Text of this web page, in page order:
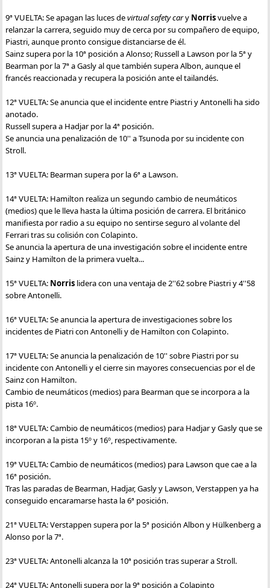
9ª VUELTA: Se apagan las luces devirtual safety cary Norrisvuelve a
relanzar la carrera, seguido muy de cerca por su compañero de equipo,
Piastri, aunque pronto consigue distanciarse de él.
Sainz supera por la 10ª posición a Alonso; Russell a Lawson por la 5ª y
Bearman por la 7ª a Gasly al que también supera Albon, aunque el
francés reaccionada y recupera la posición ante el tailandés.
12ª VUELTA: Se anuncia que el incidente entre Piastri y Antonelli ha sido
anotado.
Russell supera a Hadjar por la 4ª posición.
Se anuncia una penalización de 10'' a Tsunoda por su incidente con
Stroll.
13ª VUELTA: Bearman supera por la 6ª a Lawson.
14ª VUELTA: Hamilton realiza un segundo cambio de neumáticos
(medios) que le lleva hasta la última posición de carrera. El británico
manifiesta por radio a su equipo no sentirse seguro al volante del
Ferrari tras su colisión con Colapinto.
Se anuncia la apertura de una investigación sobre el incidente entre
Sainz y Hamilton de la primera vuelta...
15ª VUELTA: Norrislidera con una ventaja de 2''62 sobre Piastri y 4''58
sobre Antonelli.
16ª VUELTA: Se anuncia la apertura de investigaciones sobre los
incidentes de Piatri con Antonelli y de Hamilton con Colapinto.
17ª VUELTA: Se anuncia la penalización de 10'' sobre Piastri por su
incidente con Antonelli y el cierre sin mayores consecuencias por el de
Sainz con Hamilton.
Cambio de neumáticos (medios) para Bearman que se incorpora a la
pista 16º.
18ª VUELTA: Cambio de neumáticos (medios) para Hadjar y Gasly que se
incorporan a la pista 15º y 16º, respectivamente.
19ª VUELTA: Cambio de neumáticos (medios) para Lawson que cae a la
16ª posición.
Tras las paradas de Bearman, Hadjar, Gasly y Lawson, Verstappen ya ha
conseguido encaramarse hasta la 6ª posición.
21ª VUELTA: Verstappen supera por la 5ª posición Albon y Hülkenberg a
Alonso por la 7ª.
23ª VUELTA: Antonelli alcanza la 10ª posición tras superar a Stroll.
24ª VUELTA: Antonelli supera por la 9ª posición a Colapinto